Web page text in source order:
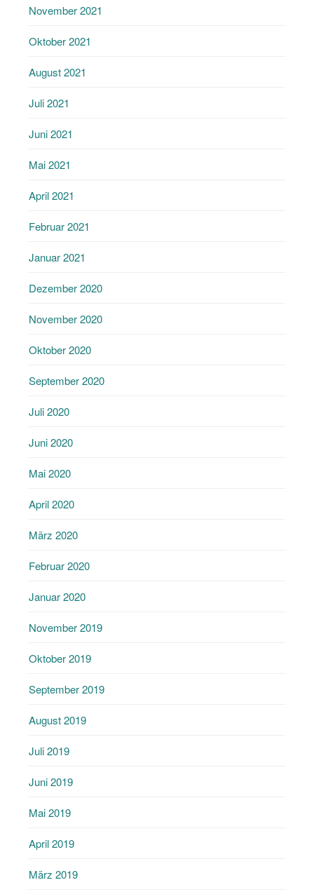
November 2021
Oktober 2021
August 2021
Juli 2021
Juni 2021
Mai 2021
April 2021
Februar 2021
Januar 2021
Dezember 2020
November 2020
Oktober 2020
September 2020
Juli 2020
Juni 2020
Mai 2020
April 2020
März 2020
Februar 2020
Januar 2020
November 2019
Oktober 2019
September 2019
August 2019
Juli 2019
Juni 2019
Mai 2019
April 2019
März 2019